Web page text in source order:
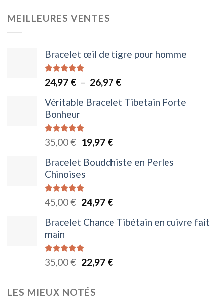
MEILLEURES VENTES
Bracelet œil de tigre pour homme
Note5.00
sur 5
24,97 € – 26,97 €Plage
prix :
Véritable Bracelet Tibetain Porte
Bonheur
Note5.00
sur 5
35,00€ Le
initial
était :
35,00 €.
19,97 €Le
actuel
Bracelet Bouddhiste en Perles
Chinoises
Note5.00
sur 5
45,00€ Le
initial
45,00 €.
24,97 €Le
actuel
Bracelet Chance Tibétain en cuivre fait
main
Note4.88
sur 5
35,00€ Le
initial
était :
22,97 €Le
LES MIEUX NOTÉS